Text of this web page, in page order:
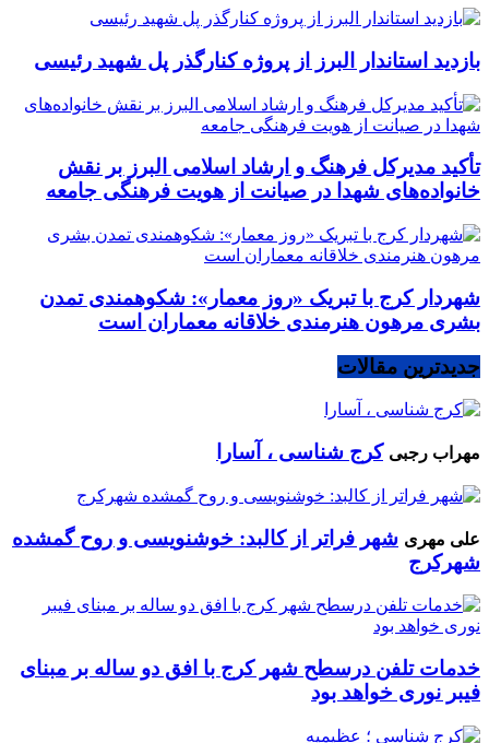
بازدید استاندار البرز از پروژه کنارگذر پل شهید رئیسی
تأکید مدیرکل فرهنگ و ارشاد اسلامی البرز بر نقش
خانواده‌های شهدا در صیانت از هویت فرهنگی جامعه
شهردار کرج با تبریک «روز معمار»: شکوهمندی تمدن
بشری مرهون هنرمندی خلاقانه معماران است
جدیدترین مقالات
مهراب رجبی کرج شناسی ، آسارا
علی مهری شهر فراتر از کالبد: خوشنویسی و روح گمشده
شهرکرج
خدمات تلفن درسطح شهر کرج با افق دو ساله بر مبنای
فیبر نوری خواهد بود